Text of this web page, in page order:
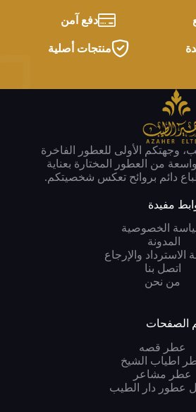
دفع آمن
منتجات أصلية
وجهتكم الأولى للعطور الفاخرة
من العطور المختارة بعناية
دائم بروائح تعكس شخصيتكم.
مفيدة
الخصوصية
المدونة
الاسترداد والإرجاع
اتصل بنا
من نحن
الصفحات
عطر قصه
اطياب الشيخ
عطر مشاعر
عطور دار الطيب